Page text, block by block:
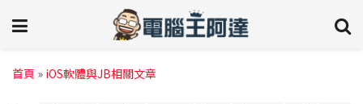
首頁 » iOS軟體與JB相關文章